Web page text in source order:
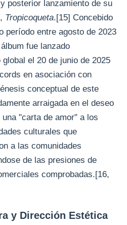
posterior lanzamiento de su
Tropicoqueta.[15] Concebido
período entre agosto de 2023
fue lanzado
el 20 de junio de 2025
en asociación con
conceptual de este
arraigada en el deseo
"carta de amor" a los
culturales que
a las comunidades
de las presiones de
comprobadas.[16,
y Dirección Estética